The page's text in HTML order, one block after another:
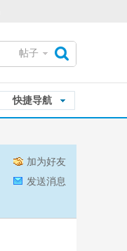
帖子
快捷导航
加为好友
发送消息